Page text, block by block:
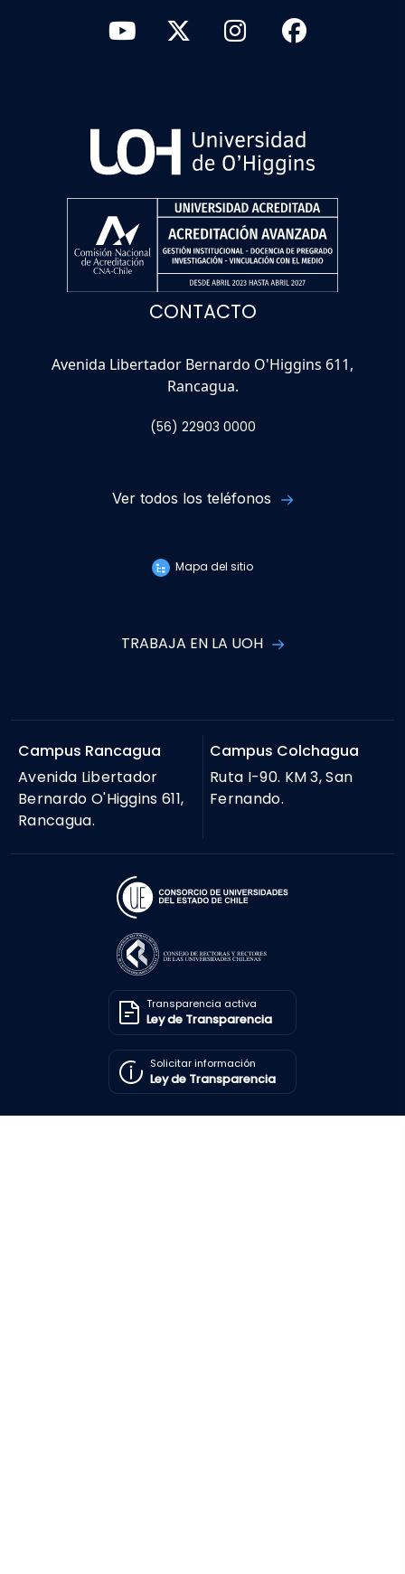
CONTACTO
Avenida Libertador Bernardo O'Higgins 611,
Rancagua.
(56) 22903 0000
Ver todos los teléfonos
Mapa del sitio
TRABAJA EN LA UOH
Campus Rancagua
Avenida Libertador
Bernardo O'Higgins 611,
Rancagua.
Campus Colchagua
Ruta I-90. KM 3, San
Fernando.
Transparencia activa
Ley de Transparencia
Solicitar información
Ley de Transparencia